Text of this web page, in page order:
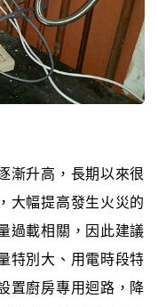
漸升高，長期以來很
大幅提高發生火災的
過載相關，因此建議
特別大、用電時段特
置廚房專用迴路，降